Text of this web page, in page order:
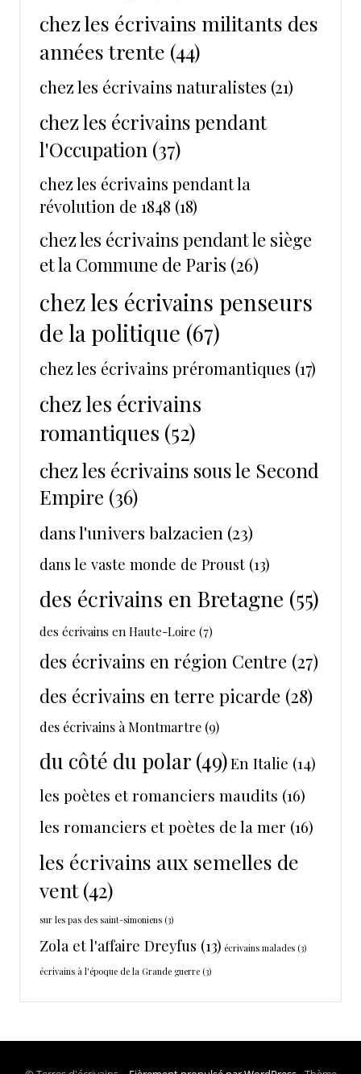
chez les écrivains militants des
années trente (44)
chez les écrivains naturalistes (21)
chez les écrivains pendant
l'Occupation (37)
chez les écrivains pendant la
révolution de 1848 (18)
chez les écrivains pendant le siège
et la Commune de Paris (26)
chez les écrivains penseurs
de la politique (67)
chez les écrivains préromantiques (17)
chez les écrivains
romantiques (52)
chez les écrivains sous le Second
Empire (36)
dans l'univers balzacien (23)
dans le vaste monde de Proust (13)
des écrivains en Bretagne (55)
des écrivains en Haute-Loire (7)
des écrivains en région Centre (27)
des écrivains en terre picarde (28)
des écrivains à Montmartre (9)
du côté du polar (49)En Italie (14)
les poètes et romanciers maudits (16)
les romanciers et poètes de la mer (16)
les écrivains aux semelles de
vent(42)
sur les pas des saint-simoniens (3)
Zola et l'affaire Dreyfus (13) écrivains malades (3)
écrivains à l'époque de la Grande guerre (3)